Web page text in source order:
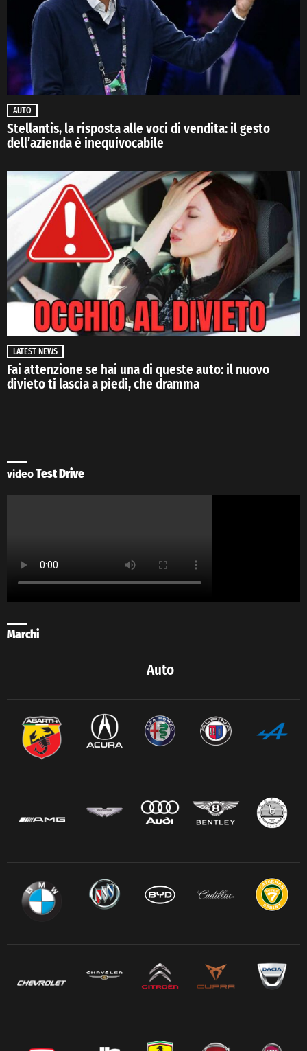
AUTO
Stellantis, la risposta alle voci di vendita: il gesto
dell’azienda è inequivocabile
LATEST NEWS
Fai attenzione se hai una di queste auto: il nuovo
divieto ti lascia a piedi, che dramma
videoTest Drive
Marchi
Auto